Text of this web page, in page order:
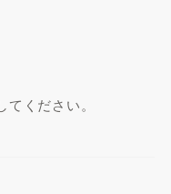
てください。